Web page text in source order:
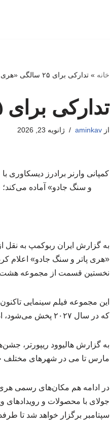
خانه »تدارکی برای ۲۵ سالگی «هری پاتر»
تدارکی برای ۲۵ سالگی «هری پاتر»
ازaminkav ژانویه 23, 2026
کمپانی وارنر برادرز دیسکاوری
و سنگ جادو» آماده می‌کند؛ فیلمی که در سال ۲۰۰۱ آغازگر یکی از
به گزارش ایران ربوکمپ به نقل
نخستین قسمت از مجموعه
که در سال ۲۰۲۷ پخش می‌شود، ادامه پیدا کند.
مارس تا می در شهرهای مختلف
جولای با محصولات و
سپتامبر برگزار خواهد شد تا